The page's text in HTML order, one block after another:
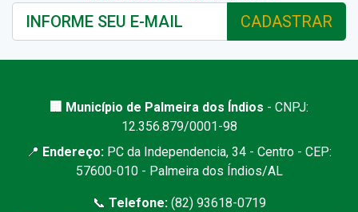
CADASTRAR
🏢 Município de Palmeira dos Índios - CNPJ:
12.356.879/0001-98
📍 Endereço: PC da Independencia, 34 - Centro - CEP:
57600-010 - Palmeira dos Índios/AL
📞 Telefone:(82) 93618-0719